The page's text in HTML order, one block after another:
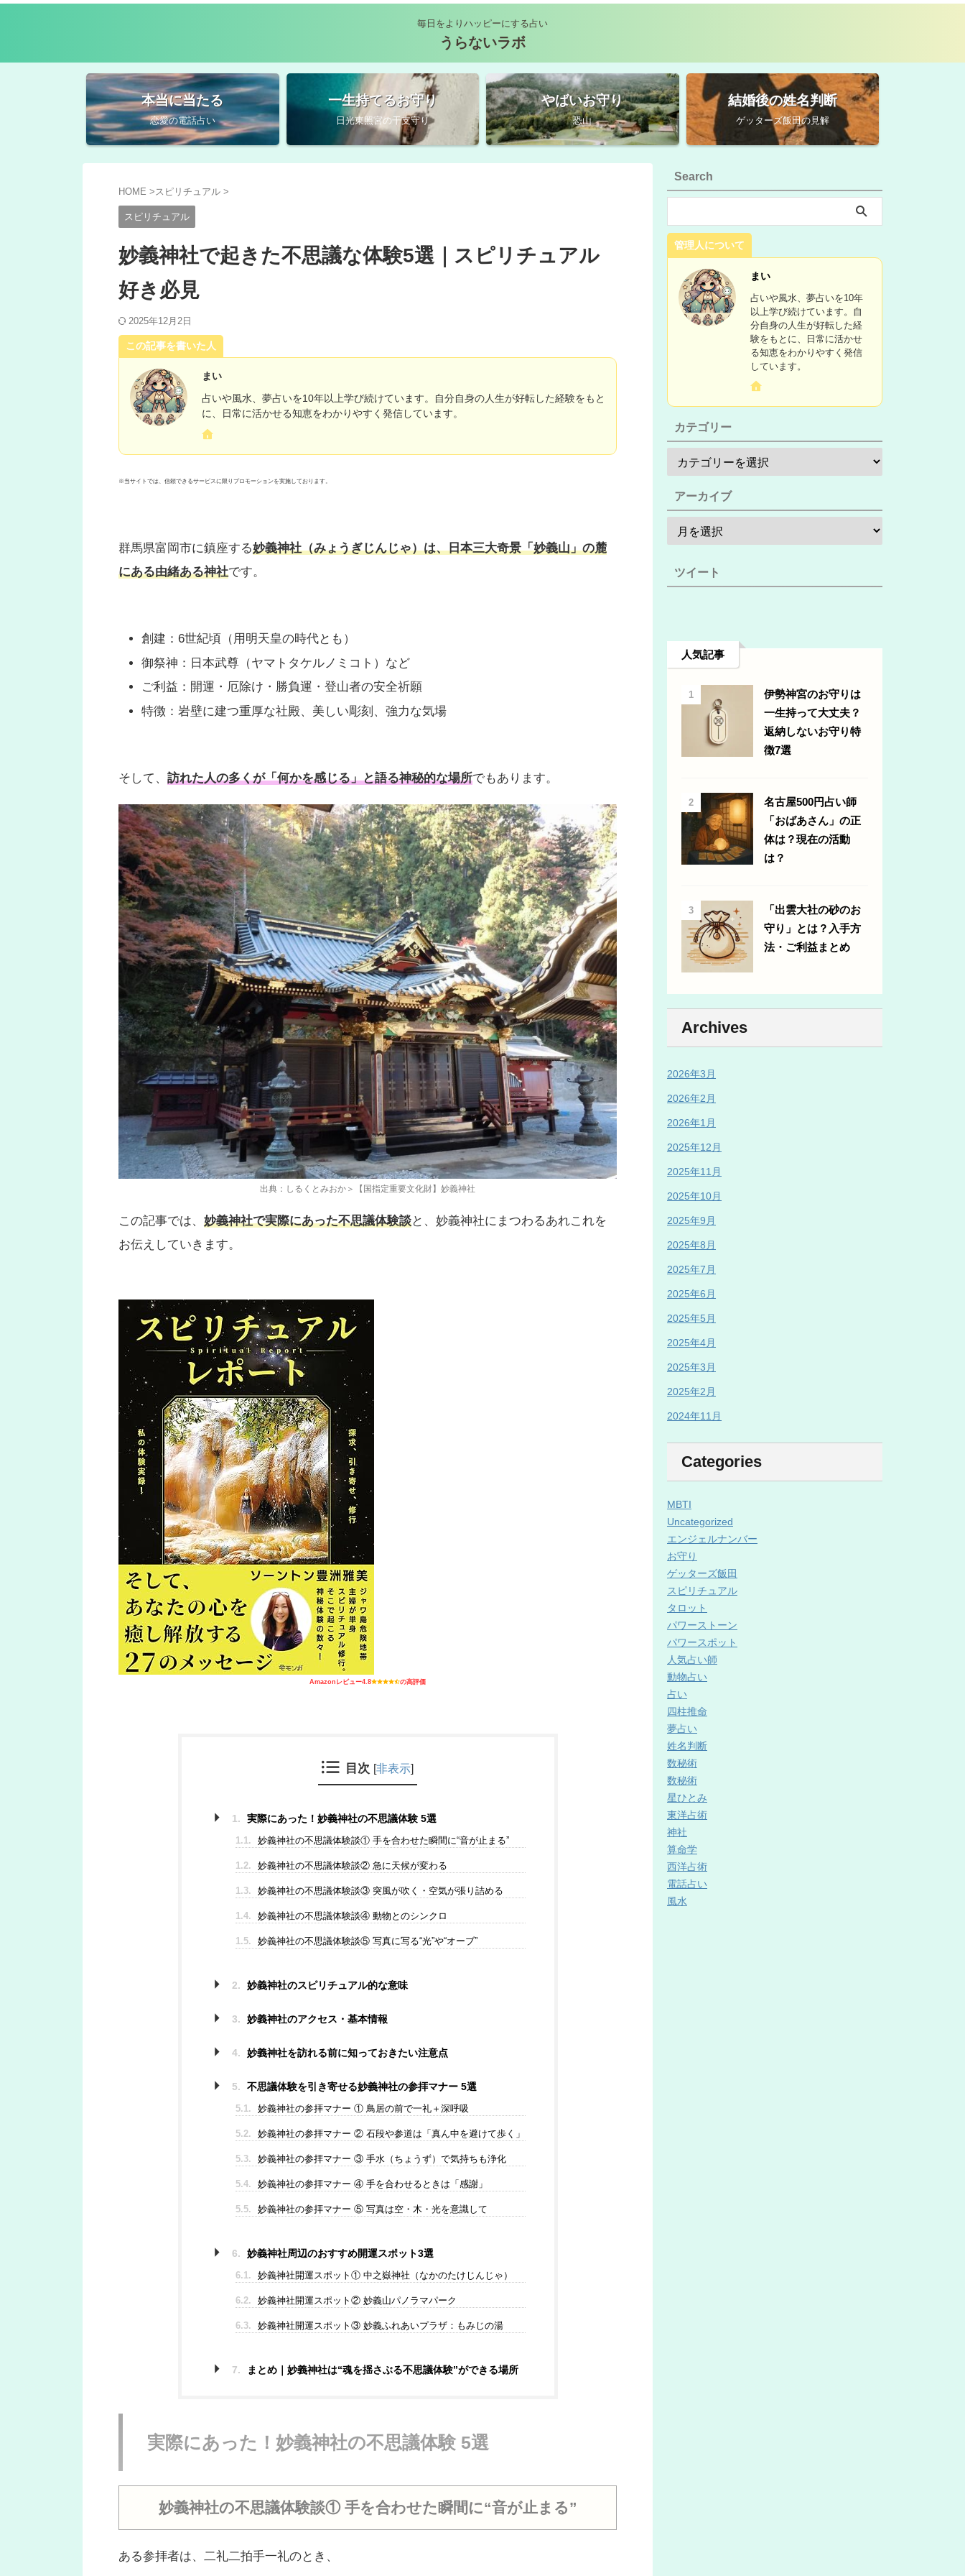
毎日をよりハッピーにする占い
うらないラボ
本当に当たる
恋愛の電話占い
一生持てるお守り
日光東照宮の干支守り
やばいお守り
恐山
結婚後の姓名判断
ゲッターズ飯田の見解
HOME >スピリチュアル >
スピリチュアル
妙義神社で起きた不思議な体験5選｜スピリチュアル
好き必見
2025年12月2日
この記事を書いた人
まい
占いや風水、夢占いを10年以上学び続けています。自分自身の人生が好転した経験をもと
に、日常に活かせる知恵をわかりやすく発信しています。
※当サイトでは、信頼できるサービスに限りプロモーションを実施しております。
群馬県富岡市に鎮座する妙義神社（みょうぎじんじゃ）は、日本三大奇景「妙義山」の麓
にある由緒ある神社です。
創建：6世紀頃（用明天皇の時代とも）
御祭神：日本武尊（ヤマトタケルノミコト）など
ご利益：開運・厄除け・勝負運・登山者の安全祈願
特徴：岩壁に建つ重厚な社殿、美しい彫刻、強力な気場
そして、 訪れた人の多くが「何かを感じる」と語る神秘的な場所でもあります。
出典：しるくとみおか＞【国指定重要文化財】妙義神社
この記事では、 妙義神社で実際にあった不思議体験談と、妙義神社にまつわるあれこれを
お伝えしていきます。
Amazonレビュー4.8 の高評価
目次 [非表示]
1. 実際にあった！妙義神社の不思議体験 5選
1.1. 妙義神社の不思議体験談① 手を合わせた瞬間に“音が止まる”
1.2. 妙義神社の不思議体験談② 急に天候が変わる
1.3. 妙義神社の不思議体験談③ 突風が吹く・空気が張り詰める
1.4. 妙義神社の不思議体験談④ 動物とのシンクロ
1.5. 妙義神社の不思議体験談⑤ 写真に写る“光”や“オーブ”
2. 妙義神社のスピリチュアル的な意味
3. 妙義神社のアクセス・基本情報
4. 妙義神社を訪れる前に知っておきたい注意点
5. 不思議体験を引き寄せる妙義神社の参拝マナー 5選
5.1. 妙義神社の参拝マナー ① 鳥居の前で一礼＋深呼吸
5.2. 妙義神社の参拝マナー ② 石段や参道は「真ん中を避けて歩く」
5.3. 妙義神社の参拝マナー ③ 手水（ちょうず）で気持ちも浄化
5.4. 妙義神社の参拝マナー ④ 手を合わせるときは「感謝」
5.5. 妙義神社の参拝マナー ⑤ 写真は空・木・光を意識して
6. 妙義神社周辺のおすすめ開運スポット3選
6.1. 妙義神社開運スポット① 中之嶽神社（なかのたけじんじゃ）
6.2. 妙義神社開運スポット② 妙義山パノラマパーク
6.3. 妙義神社開運スポット③ 妙義ふれあいプラザ：もみじの湯
7. まとめ｜妙義神社は“魂を揺さぶる不思議体験”ができる場所
実際にあった！妙義神社の不思議体験 5選
妙義神社の不思議体験談① 手を合わせた瞬間に“音が止まる”
ある参拝者は、二礼二拍手一礼のとき、
Search
管理人について
まい
占いや風水、夢占いを10年
以上学び続けています。自
分自身の人生が好転した経
験をもとに、日常に活かせ
る知恵をわかりやすく発信
しています。
カテゴリー
アーカイブ
ツイート
人気記事
1
伊勢神宮のお守りは
一生持って大丈夫？
返納しないお守り特
徴7選
2
名古屋500円占い師
「おばあさん」の正
体は？現在の活動
は？
3
「出雲大社の砂のお
守り」とは？入手方
法・ご利益まとめ
Archives
2026年3月
2026年2月
2026年1月
2025年12月
2025年11月
2025年10月
2025年9月
2025年8月
2025年7月
2025年6月
2025年5月
2025年4月
2025年3月
2025年2月
2024年11月
Categories
MBTI
Uncategorized
エンジェルナンバー
お守り
ゲッターズ飯田
スピリチュアル
タロット
パワーストーン
パワースポット
人気占い師
動物占い
占い
四柱推命
夢占い
姓名判断
数秘術
数秘術
星ひとみ
東洋占術
神社
算命学
西洋占術
電話占い
風水